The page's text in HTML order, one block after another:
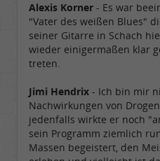
Alexis Korner - Es war
"Vater des weißen Blues"
seiner Gitarre in Schach
wieder einigermaßen klar
treten.
Jimi Hendrix - Ich bin mir
Nachwirkungen von
jedenfalls wirkte er noch
sein Programm ziemlich
Massen begeistert, den